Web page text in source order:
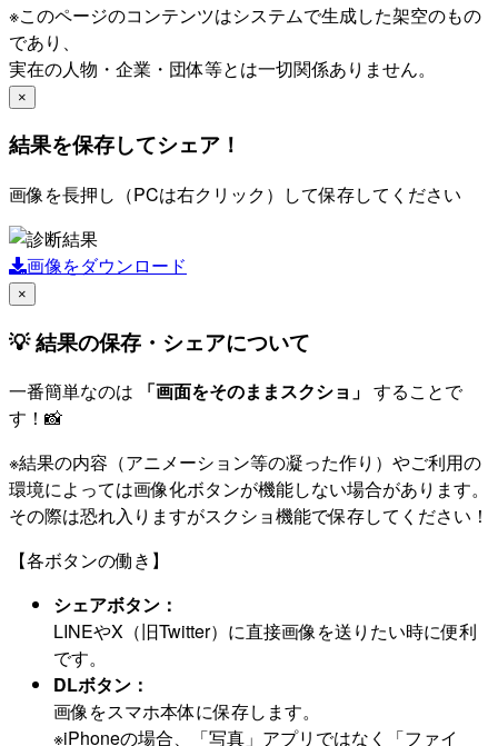
※このページのコンテンツはシステムで生成した架空のもの
であり、
実在の人物・企業・団体等とは一切関係ありません。
×
結果を保存してシェア！
画像を長押し（PCは右クリック）して保存してください
画像をダウンロード
×
💡 結果の保存・シェアについて
一番簡単なのは 「画面をそのままスクショ」 することで
す！📸
※結果の内容（アニメーション等の凝った作り）やご利用の
環境によっては画像化ボタンが機能しない場合があります。
その際は恐れ入りますがスクショ機能で保存してください！
【各ボタンの働き】
シェアボタン：
LINEやX（旧Twitter）に直接画像を送りたい時に便利
です。
DLボタン：
画像をスマホ本体に保存します。
※iPhoneの場合、「写真」アプリではなく「ファイ